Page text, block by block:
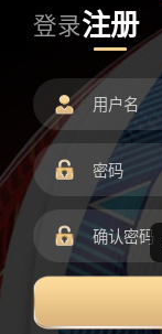
登录注册